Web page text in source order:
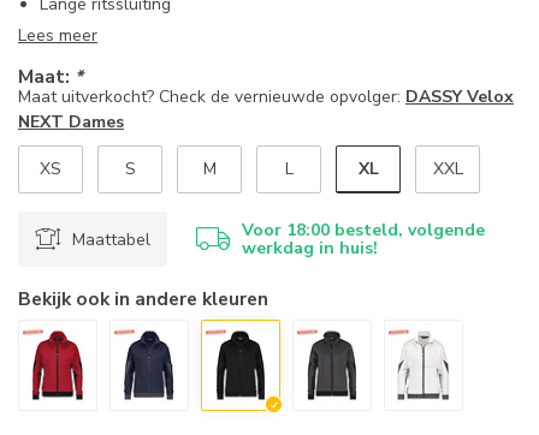
Lees meer
Maat uitverkocht? Check de vernieuwde opvolger: DASSY Velox
NEXT Dames
Maat: *
XS S M L XL XXL
Maattabel Voor 18:00 besteld, volgende
werkdag in huis!
Bekijk ook in andere kleuren